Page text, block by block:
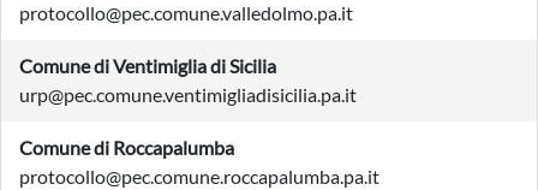
protocollo@pec.comune.valledolmo.pa.it
Comune di Ventimiglia di Sicilia
urp@pec.comune.ventimigliadisicilia.pa.it
Comune di Roccapalumba
protocollo@pec.comune.roccapalumba.pa.it